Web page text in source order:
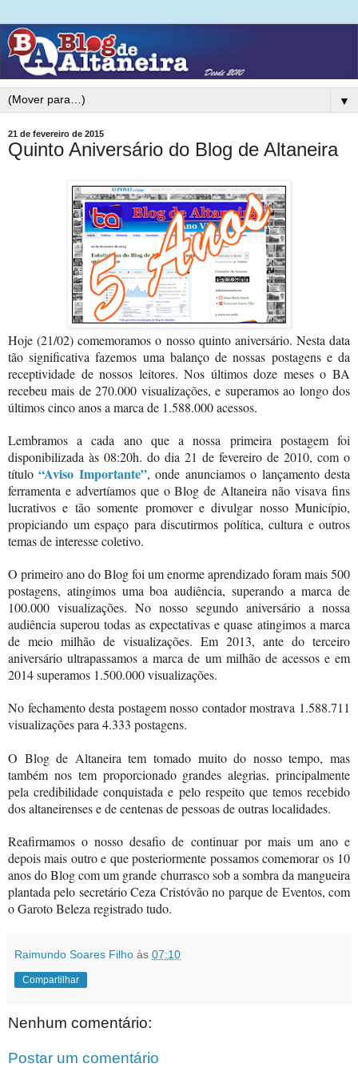
▼
21 de fevereiro de 2015
Quinto Aniversário do Blog de Altaneira
Hoje (21/02) comemoramos o nosso quinto aniversário. Nesta data
tão significativa fazemos uma balanço de nossas postagens e da
receptividade de nossos leitores. Nos últimos doze meses o BA
recebeu mais de 270.000 visualizações, e superamos ao longo dos
últimos cinco anos a marca de 1.588.000 acessos.
Lembramos a cada ano que a nossa primeira postagem foi
disponibilizada às 08:20h. do dia 21 de fevereiro de 2010, com o
título“Aviso Importante”, onde anunciamos o lançamento desta
ferramenta e advertíamos que o Blog de Altaneira não visava fins
lucrativos e tão somente promover e divulgar nosso Município,
propiciando um espaço para discutirmos política, cultura e outros
temas de interesse coletivo.
O primeiro ano do Blog foi um enorme aprendizado foram mais 500
postagens, atingimos uma boa audiência, superando a marca de
100.000 visualizações. No nosso segundo aniversário a nossa
audiência superou todas as expectativas e quase atingimos a marca
de meio milhão de visualizações. Em 2013, ante do terceiro
aniversário ultrapassamos a marca de um milhão de acessos e em
2014 superamos 1.500.000 visualizações.
No fechamento desta postagem nosso contador mostrava 1.588.711
visualizações para 4.333 postagens.
O Blog de Altaneira tem tomado muito do nosso tempo, mas
também nos tem proporcionado grandes alegrias, principalmente
pela credibilidade conquistada e pelo respeito que temos recebido
dos altaneirenses e de centenas de pessoas de outras localidades.
Reafirmamos o nosso desafio de continuar por mais um ano e
depois mais outro e que posteriormente possamos comemorar os 10
anos do Blog com um grande churrasco sob a sombra da mangueira
plantada pelo secretário Ceza Cristóvão no parque de Eventos, com
o Garoto Beleza registrado tudo.
Raimundo Soares Filho às 07:10
Compartilhar
Nenhum comentário:
Postar um comentário